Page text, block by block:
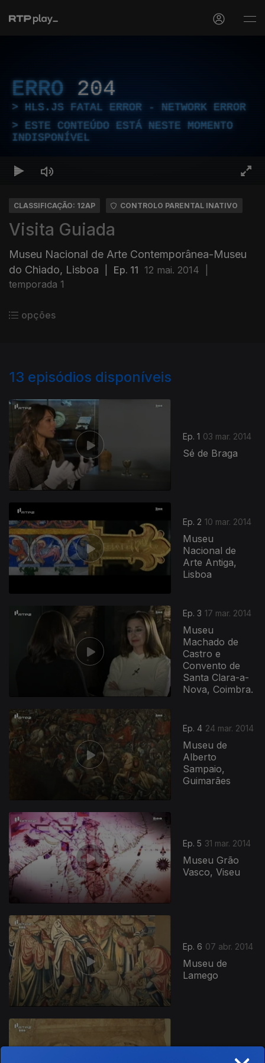
ERRO 204
HLS.JS FATAL ERROR - NETWORK ERROR
ESTE CONTEÚDO ESTÁ NESTE MOMENTO
INDISPONÍVEL
CLASSIFICAÇÃO: 12AP CONTROLO PARENTAL INATIVO
Visita Guiada
Museu Nacional de Arte Contemporânea-Museu
do Chiado, Lisboa
Ep. 11 12 mai. 2014
temporada 1
opções
13 episódios disponíveis
Ep. 1 03 mar. 2014
Sé de Braga
Ep. 2 10 mar. 2014
Museu
Nacional de
Arte Antiga,
Lisboa
Ep. 3 17 mar. 2014
Museu
Machado de
Castro e
Convento de
Santa Clara-a-
Nova, Coimbra.
Ep. 4 24 mar. 2014
Museu de
Alberto
Sampaio,
Guimarães
Ep. 5 31 mar. 2014
Museu Grão
Vasco, Viseu
Ep. 6 07 abr. 2014
Museu de
Lamego
Ep. 7 14 abr. 2014